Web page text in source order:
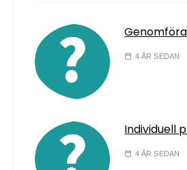
4 ÅR SEDAN
Individuell
4 ÅR SEDAN